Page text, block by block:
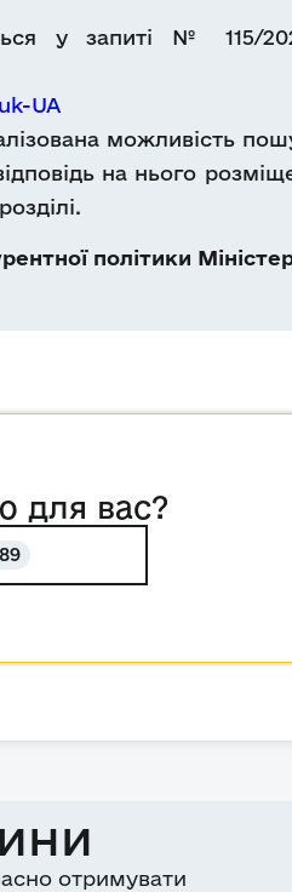
у запиті № 115/
UA
можливість
на нього
політики
для вас?
отримувати